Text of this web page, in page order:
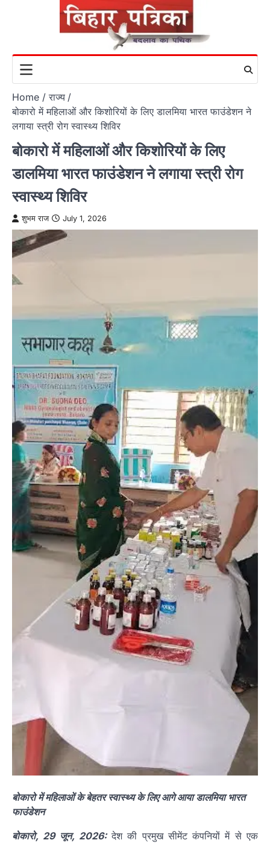
Home
राज्य
बोकारो में महिलाओं और किशोरियों के लिए डालमिया भारत फाउंडेशन ने
लगाया स्त्री रोग स्वास्थ्य शिविर
बोकारो में महिलाओं और किशोरियों के लिए
डालमिया भारत फाउंडेशन ने लगाया स्त्री रोग
स्वास्थ्य शिविर
शुभम राज July 1, 2026
बोकारो में महिलाओं के बेहतर स्वास्थ्य के लिए आगे आया डालमिया भारत
फाउंडेशन
बोकारो, 29 जून, 2026:देश की प्रमुख सीमेंट कंपनियों में से एक